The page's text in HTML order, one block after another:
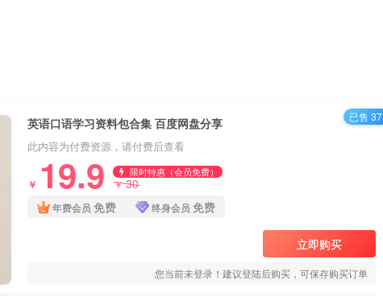
英语口语学习资料包合集 百度网盘分享
此内容为付费资源，请付费后查看
￥ 19.9 限时特惠（会员免费）
￥30
年费会员 免费 终身会员 免费
立即购买
您当前未登录！建议登陆后购买，可保存购买订单
已售 37